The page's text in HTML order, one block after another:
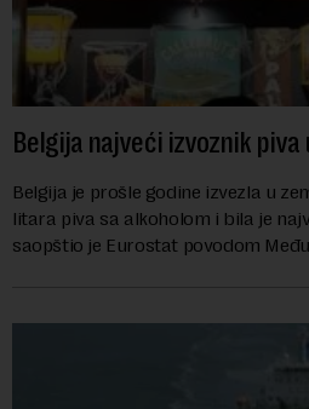
Belgija najveći izvoznik piva
Belgija je prošle godine izvezla u
litara piva sa alkoholom i bila je
saopštio je Eurostat povodom